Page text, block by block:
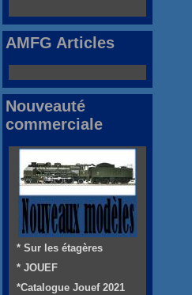
AMFG Articles
Nouveauté
commerciale
* Sur les étagères
* JOUEF
*Catalogue Jouef 2021